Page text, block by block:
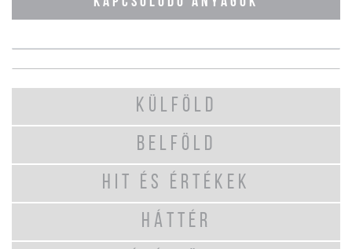
KÜLFÖLD
BELFÖLD
HIT ÉS ÉRTÉKEK
HÁTTÉR